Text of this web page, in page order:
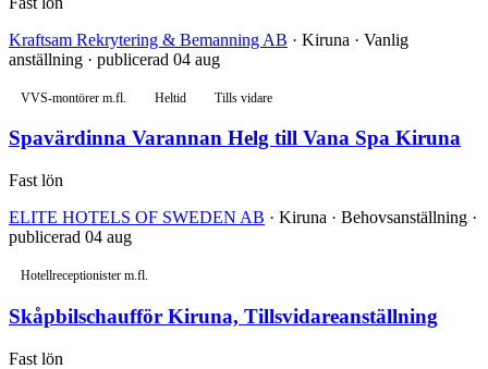
Kraftsam Rekrytering & Bemanning AB · Kiruna · Vanlig
anställning · publicerad 04 aug
VVS-montörer m.fl. Heltid Tills vidare
Spavärdinna Varannan Helg till Vana Spa Kiruna
Fast lön
ELITE HOTELS OF SWEDEN AB · Kiruna · Behovsanställning ·
publicerad 04 aug
Hotellreceptionister m.fl.
Skåpbilschaufför Kiruna, Tillsvidareanställning
Fast lön